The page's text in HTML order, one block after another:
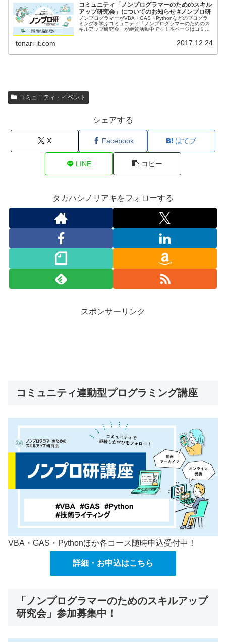
コミュニティ「ノンプログラマーのためのスキル
アップ研究会」についてのお知らせ #ノンプロ研
ノンプログラマーがVBA・GAS・Pythonなどのプログラ
ミングを学ぶコミュニティ「ノンプログラマーのためのス
キルアップ研究会」が絶賛活動中です！本ページはコミュ
tonari-it.com 2017.12.24
コミュニティ・イベント
シェアする
X Facebook はてブ
LINE コピー
タカハシノリアキをフォローする
スポンサーリンク
コミュニティ連動型プログラミング講座
VBA・GAS・Pythonほか各コース随時申込受付中！
詳細・お申込はこちら
「ノンプログラマーのためのスキルアップ
研究会」参加募集中！